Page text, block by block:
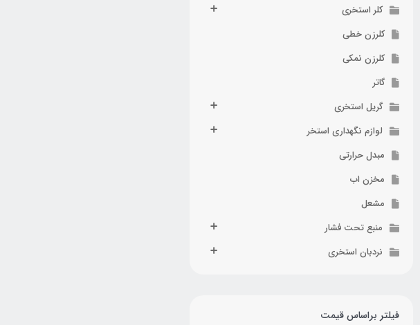
کلر استخری
کلرزن خطی
کلرزن نمکی
گاتر
گریل استخری
لوازم نگهداری استخر
مبدل حرارتی
مخزن اب
مشعل
منبع تحت فشار
نردبان استخری
فیلتر براساس قیمت